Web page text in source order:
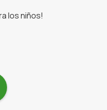
los niños!